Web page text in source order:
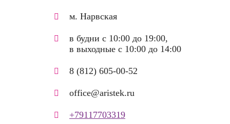
м. Нарвская
в будни с 10:00 до 19:00,
в выходные с 10:00 до 14:00
8 (812) 605-00-52
office@aristek.ru
+79117703319